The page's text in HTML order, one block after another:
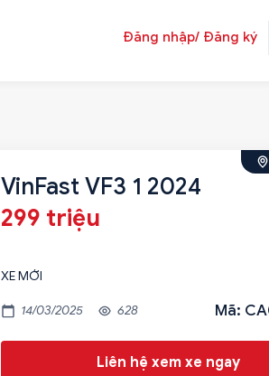
Đăng nhập/ Đăng ký
VinFast VF3 1 2024
299 triệu
XE MỚI
14/03/2025 628 Mã:
Liên hệ xem xe ngay